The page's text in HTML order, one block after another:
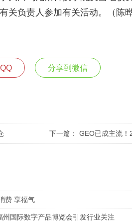
负责人参加有关活动。（陈晔
分享到微信
下一篇：GEO已成主流
费 享福气
国际数字产品博览会引发行业关注